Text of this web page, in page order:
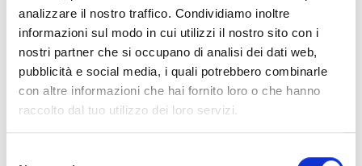
analizzare il nostro traffico. Condividiamo inoltre
informazioni sul modo in cui utilizzi il nostro sito con i
nostri partner che si occupano di analisi dei dati web,
pubblicità e social media, i quali potrebbero combinarle
con altre informazioni che hai fornito loro o che hanno
raccolto dal tuo utilizzo dei loro servizi.
Ass. turistica Castelbello Ciardes
Via Statale 4A
Castelbello Ciardes
info@kastelbell-tschars.com
www.kastelbell-tschars.com
Tel.+39 0473 624193